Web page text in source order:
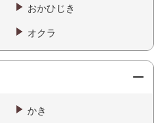
おかひじき
オクラ
かき